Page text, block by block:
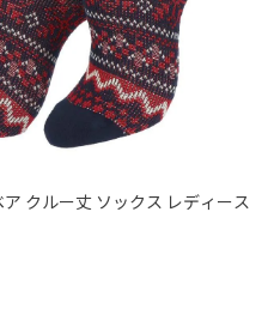
クルー丈 ソックス レディース